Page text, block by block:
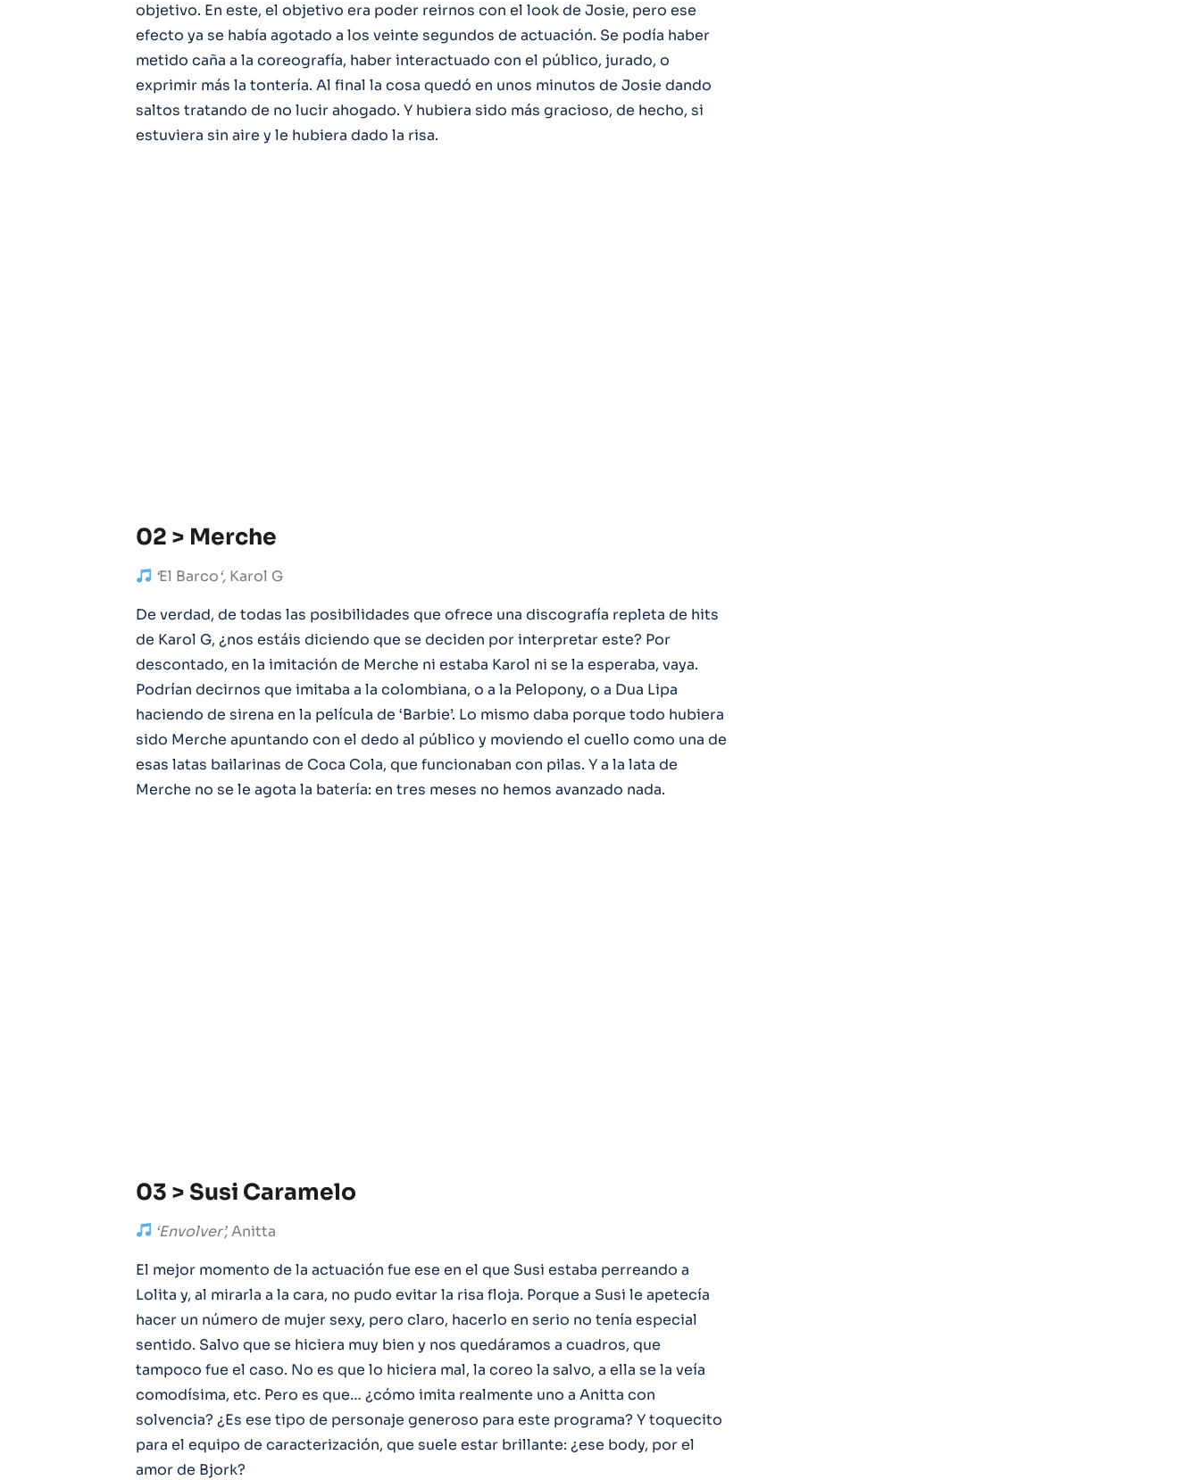
objetivo. En este, el objetivo era poder reirnos con el look de Josie, pero ese
efecto ya se había agotado a los veinte segundos de actuación. Se podía haber
metido caña a la coreografía, haber interactuado con el público, jurado, o
exprimir más la tontería. Al final la cosa quedó en unos minutos de Josie dando
saltos tratando de no lucir ahogado. Y hubiera sido más gracioso, de hecho, si
estuviera sin aire y le hubiera dado la risa.
02 > Merche
‘El Barco‘, Karol G
De verdad, de todas las posibilidades que ofrece una discografía repleta de hits
de Karol G, ¿nos estáis diciendo que se deciden por interpretar este? Por
descontado, en la imitación de Merche ni estaba Karol ni se la esperaba, vaya.
Podrían decirnos que imitaba a la colombiana, o a la Pelopony, o a Dua Lipa
haciendo de sirena en la película de ‘Barbie’. Lo mismo daba porque todo hubiera
sido Merche apuntando con el dedo al público y moviendo el cuello como una de
esas latas bailarinas de Coca Cola, que funcionaban con pilas. Y a la lata de
Merche no se le agota la batería: en tres meses no hemos avanzado nada.
03 > Susi Caramelo
‘Envolver’,Anitta
El mejor momento de la actuación fue ese en el que Susi estaba perreando a
Lolita y, al mirarla a la cara, no pudo evitar la risa floja. Porque a Susi le apetecía
hacer un número de mujer sexy, pero claro, hacerlo en serio no tenía especial
sentido. Salvo que se hiciera muy bien y nos quedáramos a cuadros, que
tampoco fue el caso. No es que lo hiciera mal, la coreo la salvo, a ella se la veía
comodísima, etc. Pero es que… ¿cómo imita realmente uno a Anitta con
solvencia? ¿Es ese tipo de personaje generoso para este programa? Y toquecito
para el equipo de caracterización, que suele estar brillante: ¿ese body, por el
amor de Bjork?